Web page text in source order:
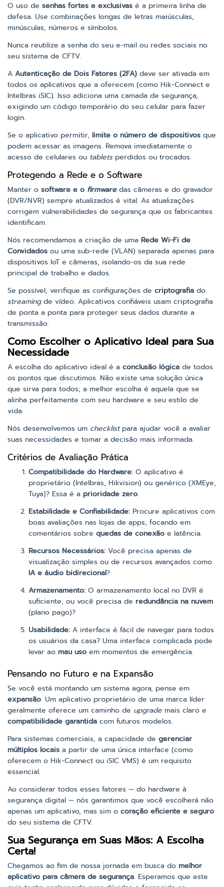
O uso de senhas fortes e exclusivas é a primeira linha de
defesa. Use combinações longas de letras maiúsculas,
minúsculas, números e símbolos.
Nunca reutilize a senha do seu e-mail ou redes sociais no
seu sistema de CFTV.
A Autenticação de Dois Fatores (2FA) deve ser ativada em
todos os aplicativos que a oferecem (como Hik-Connect e
Intelbras iSIC). Isso adiciona uma camada de segurança,
exigindo um código temporário do seu celular para fazer
login.
Se o aplicativo permitir, limite o número de dispositivos que
podem acessar as imagens. Remova imediatamente o
acesso de celulares ou tabletsperdidos ou trocados.
Protegendo a Rede e o Software
Manter o software e o firmwaredas câmeras e do gravador
(DVR/NVR) sempre atualizados é vital. As atualizações
corrigem vulnerabilidades de segurança que os fabricantes
identificam.
Nós recomendamos a criação de uma Rede Wi-Fi de
Convidados ou uma sub-rede (VLAN) separada apenas para
dispositivos IoT e câmeras, isolando-os da sua rede
principal de trabalho e dados.
Se possível, verifique as configurações de criptografia do
streamingde vídeo. Aplicativos confiáveis usam criptografia
de ponta a ponta para proteger seus dados durante a
transmissão.
Como Escolher o Aplicativo Ideal para Sua
Necessidade
A escolha do aplicativo ideal é a conclusão lógica de todos
os pontos que discutimos. Não existe uma solução única
que sirva para todos; a melhor escolha é aquela que se
alinha perfeitamente com seu hardware e seu estilo de
vida.
Nós desenvolvemos um checklistpara ajudar você a avaliar
suas necessidades e tomar a decisão mais informada.
Critérios de Avaliação Prática
Compatibilidade do Hardware: O aplicativo é
proprietário (Intelbras, Hikvision) ou genérico (XMEye,
Tuya)? Essa é a prioridade zero.
Estabilidade e Confiabilidade: Procure aplicativos com
boas avaliações nas lojas de apps, focando em
comentários sobre quedas de conexão e latência.
Recursos Necessários: Você precisa apenas de
visualização simples ou de recursos avançados como
IA e áudio bidirecional?
Armazenamento: O armazenamento local no DVR é
suficiente, ou você precisa de redundância na nuvem
(plano pago)?
Usabilidade: A interface é fácil de navegar para todos
os usuários da casa? Uma interface complicada pode
levar ao mau uso em momentos de emergência.
Pensando no Futuro e na Expansão
Se você está montando um sistema agora, pense em
expansão. Um aplicativo proprietário de uma marca líder
geralmente oferece um caminho de upgrade mais claro e
compatibilidade garantida com futuros modelos.
Para sistemas comerciais, a capacidade de gerenciar
múltiplos locais a partir de uma única interface (como
oferecem o Hik-Connect ou iSIC VMS) é um requisito
essencial.
Ao considerar todos esses fatores — do hardware à
segurança digital — nós garantimos que você escolherá não
apenas um aplicativo, mas sim o coração eficiente e seguro
do seu sistema de CFTV.
Sua Segurança em Suas Mãos: A Escolha
Certa!
Chegamos ao fim de nossa jornada em busca do melhor
aplicativo para câmera de segurança. Esperamos que este